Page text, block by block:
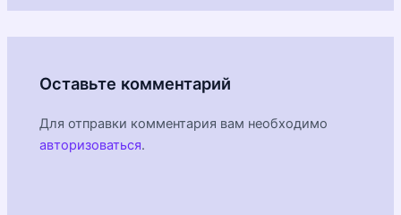
Оставьте комментарий
Для отправки комментария вам необходимо
авторизоваться.